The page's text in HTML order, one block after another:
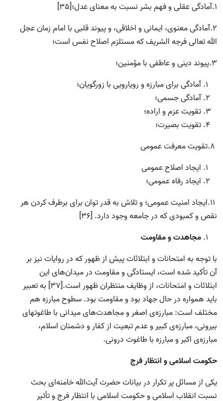
1.آمادگی عقلی و فهم بشر نسبت به معنای عدل؛[35]
2.آمادگی معنوی، ایمانی و اخلاقی، و پیوند قلبی با امام زمان عجل
الله تعالی فرجه الشریف که مستلزم اصلاح نفس است؛
3.پیوند دینی و عاطفی با مؤمنین؛
آمادگی برای مبارزه و رویارویی با زورگویان؛
آمادگی جسمی؛
تقویت عزم و اراده؛
تقویت بصیرت؛
ایجاد اصلاح عمومی
ایجاد رفاه عمومی؛
11.ایجاد امنیت عمومی؛ و تلاش به قدر توان برای برطرف کردن هر
نقص و کمبودی که در جامعه وجود دارد. [36]
مجاهدت و مقاومت
با توجه به امتحانات و ابتلائات پیش از ظهور که در روایات نیز بر
آن تأکید شده است، ایستادگی و مقاومت در میدان‌های این
ابتلائات و امتحانات، از وظایف منتظران ظهور است.[37] به تعبیر
باید همواره در حال جهاد بود و مقاومت بود. سطوح مبارزه هم
مختلف است: مبارزه‌ی اصغر و مجاهدت‌های میدانی با طاغوت­های
بیرونی، مبارزه‌ی کبیر و عدم تبعیت از کفار و دشمنان اسلام،
مبارزه‌ی اکبر و مبارزه با طاغوت درونی.
حکومت اسلامی و انتظار فرج
یکی از مسائل پر تکرار در بیانات حضرت آیت‌الله خامنه‌ای بحث
نسبت انقلاب اسلامی و حکومت اسلامی با انتظار فرج و تأثیر